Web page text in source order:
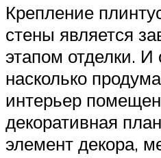
Крепление
стены является
этапом отделки. И
насколько
интерьер
декоративная
элемент декора,